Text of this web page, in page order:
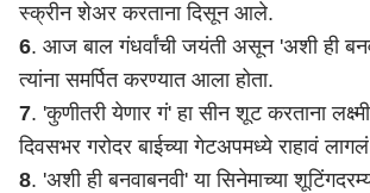
स्क्रीन शेअर करताना दिसून आले.
6. आज बाल गंधर्वांची जयंती असून 'अशी ही
त्यांना समर्पित करण्यात आला होता.
7. 'कुणीतरी येणार गं' हा सीन शूट करताना
दिवसभर गरोदर बाईच्या गेटअपमध्ये राहावं
8. 'अशी ही बनवाबनवी' या सिनेमाच्या